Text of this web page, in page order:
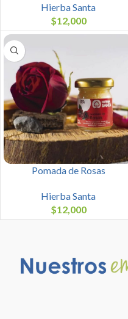
Hierba Santa
$12,000
Pomada de Rosas
Hierba Santa
$12,000